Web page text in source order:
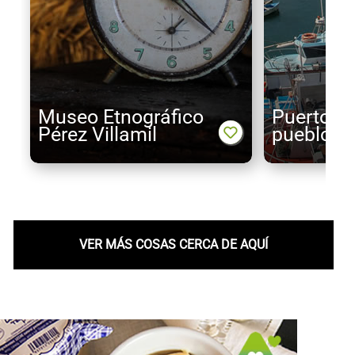
Museo Etnográfico
Pérez Villamil
Puerto
pueblo
VER MÁS COSAS CERCA DE AQUÍ